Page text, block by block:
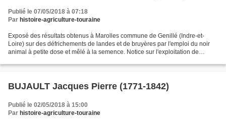
l'emploi du noir animal à petite dose et mêlé à la
semence. Notice sur l'exploitation de Marolles.
Publié le 07/05/2018 à 07:18
Par histoire-agriculture-touraine
Exposé des résultats obtenus à Marolles commune de Genillé (Indre-et-
Loire) sur des défrichements de landes et de bruyères par l'emploi du noir
animal à petite dose et mêlé à la semence. Notice sur l'exploitation de
BUJAULT Jacques Pierre (1771-1842)
Publié le 02/05/2018 à 15:00
Par histoire-agriculture-touraine